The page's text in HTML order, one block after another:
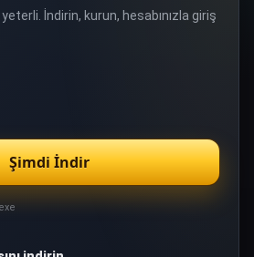
İndirin, kurun, hesabınızla giriş
Şimdi İndir